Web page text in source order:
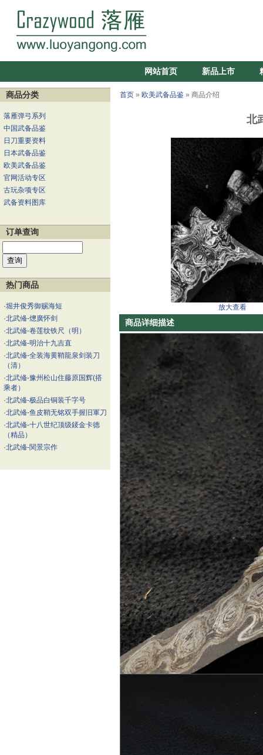
网站首页 新品上市
商品分类
落雁弹弓系列
中国武备品鉴
日刀重要资料
日本武备品鉴
欧美武备品鉴
官网活动专区
古玩杂项专区
武备资料图库
订单查询
热门商品
·堀井俊秀御赐海短
·北武偹-熜廣怀剑
·北武偹-卷莲纹铁尺（明）
·北武偹-明治十九吉直
·北武偹-全装海黄鞘龍泉剑装刀
（清）
·北武偹-豫州松山住藤原国辉(搭
乘者）
·北武偹-极品白铜装千字号
·北武偹-鱼皮鞘无铭双手握旧軍刀
·北武偹-十八世纪顶级錽金卡德
（精品）
·北武偹-関景宗作
首页 » 欧美武备品鉴 » 商品介绍
北
放大查看
商品详细描述